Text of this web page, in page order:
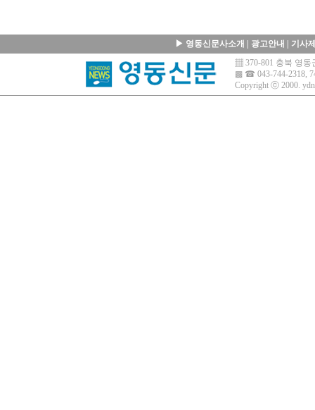
▶ 영동신문사소개 광고안내
기사
▦ 370-801 충북 영
▩ ☎ 043-744-2318,
Copyright ⓒ 2000.